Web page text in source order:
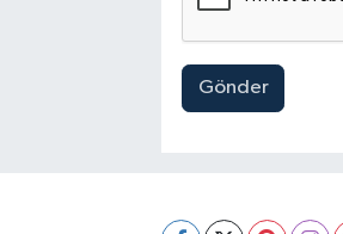
Gönder